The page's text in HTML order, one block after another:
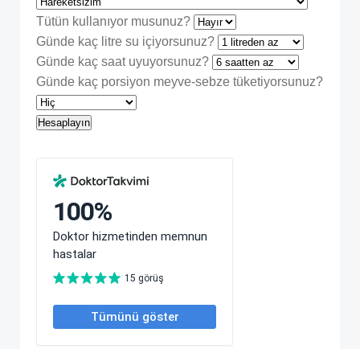
Tütün kullanıyor musunuz?
Günde kaç litre su içiyorsunuz?
Günde kaç saat uyuyorsunuz?
Günde kaç porsiyon meyve-sebze tüketiyorsunuz?
Hesaplayın